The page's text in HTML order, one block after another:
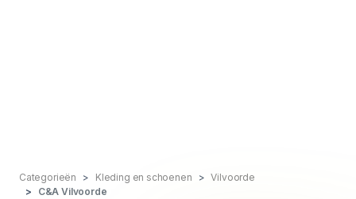
Categorieën Kleding en schoenen
Vilvoorde
C&A Vilvoorde